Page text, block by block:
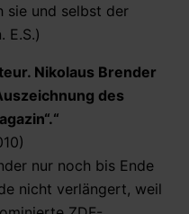
sie und selbst der
E.S.)
Nikolaus Brender
des
nur noch bis Ende
nicht verlängert, weil